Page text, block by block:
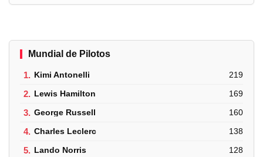
Mundial de Pilotos
1. Kimi Antonelli 219
2. Lewis Hamilton 169
3. George Russell 160
4. Charles Leclerc 138
5. Lando Norris 128